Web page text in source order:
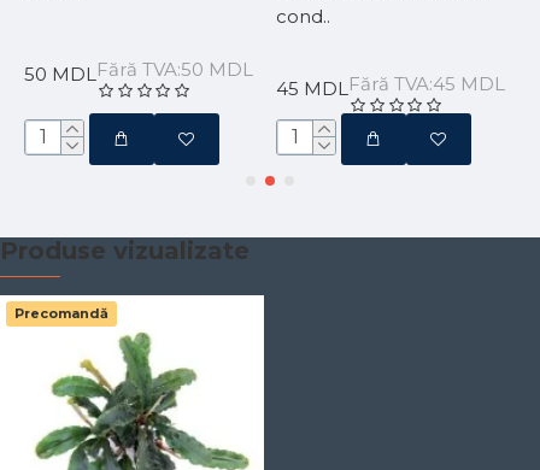
50 MDLFără TVA:50 MDL
cond..
45 MDLFără TVA:45 MDL
Produse vizualizate
Precomandă